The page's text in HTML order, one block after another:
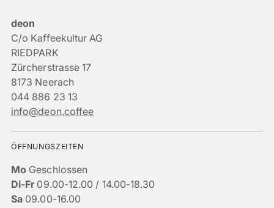
deon
C/o Kaffeekultur AG
RIEDPARK
Zürcherstrasse 17
8173 Neerach
044 886 23 13
info@deon.coffee
ÖFFNUNGSZEITEN
Mo Geschlossen
Di-Fr09.00-12.00 / 14.00-18.30
Sa 09.00-16.00